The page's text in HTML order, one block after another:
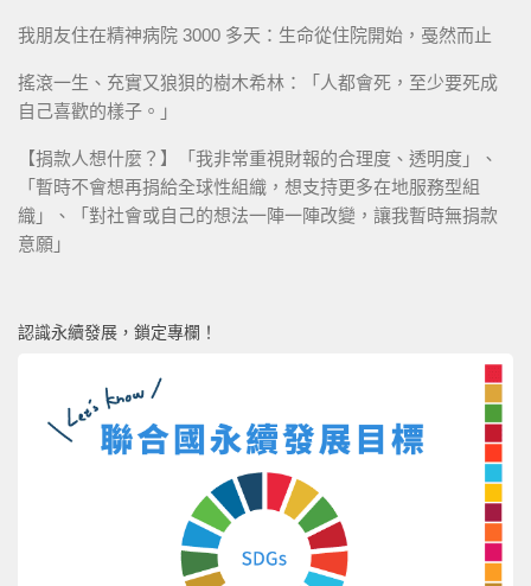
我朋友住在精神病院 3000 多天：生命從住院開始，戞然而止
搖滾一生、充實又狼狽的樹木希林：「人都會死，至少要死成
自己喜歡的樣子。」
【捐款人想什麼？】「我非常重視財報的合理度、透明度」、
「暫時不會想再捐給全球性組織，想支持更多在地服務型組
織」、「對社會或自己的想法一陣一陣改變，讓我暫時無捐款
意願」
認識永續發展，鎖定專欄！